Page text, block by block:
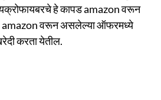
हे कापड amazon वरून
amazon वरून असलेल्या ऑफरमध्ये
करता येतील.